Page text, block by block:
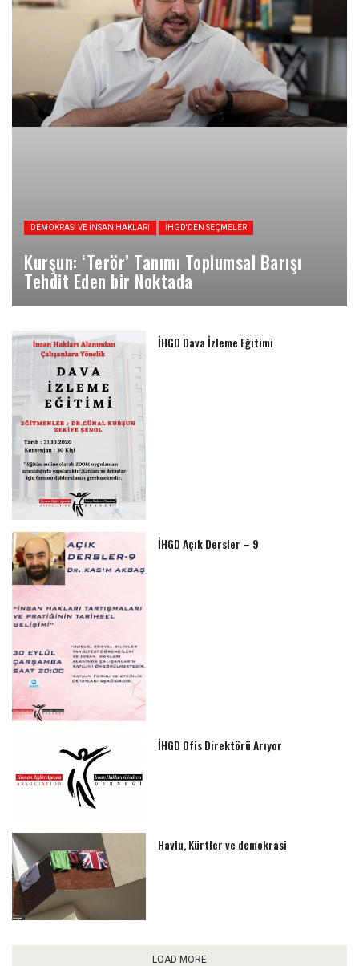
DEMOKRASI VE İNSAN HAKLARI İHGD'DEN SEÇMELER
Kurşun: ‘Terör’ Tanımı Toplumsal Barışı
Tehdit Eden bir Noktada
İHGD Dava İzleme Eğitimi
İHGD Açık Dersler – 9
İHGD Ofis Direktörü Arıyor
Havlu, Kürtler ve demokrasi
LOAD MORE